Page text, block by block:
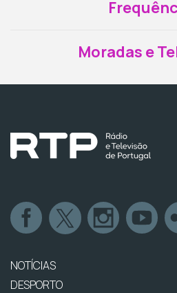
Moradas e
NOTÍCIAS
DESPORTO